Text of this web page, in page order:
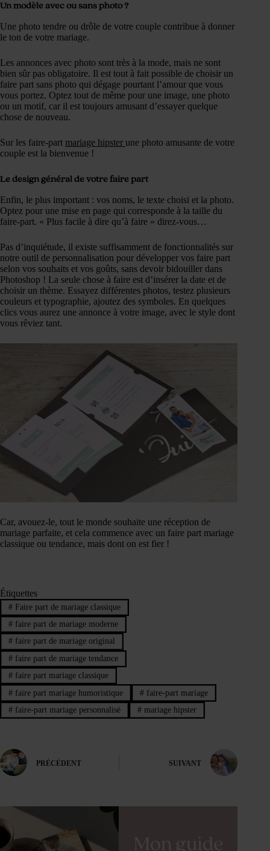
Un modèleavec ou sans photo ?
Une photo tendre ou drôle de votre couple contribue à donner
le ton de votre mariage.
Les annonces avec photo sont très à la mode, mais ne sont
bien sûr pas obligatoire. Il est tout à fait possible de choisir un
faire part sans photo qui dégage pourtant l’amour que vous
vous portez. Optez tout de même pour une image, une photo
ou un motif, car il est toujours amusant d’essayer quelque
chose de nouveau.
Sur les faire-part mariage hipster une photo amusante de votre
couple est la bienvenue !
Le design général de votre faire part
Enfin, le plus important : vos noms, le texte choisi et la photo.
Optez pour une mise en page qui corresponde à la taille du
faire-part. « Plus facile à dire qu’à faire » direz-vous…
Pas d’inquiétude, il existe suffisamment de fonctionnalités sur
notre outil de personnalisation pour développer vos faire part
selon vos souhaits et vos goûts, sans devoir bidouiller dans
Photoshop ! La seule chose à faire est d’insérer la date et de
choisir un thème. Essayez différentes photos, testez plusieurs
couleurs et typographie, ajoutez des symboles. En quelques
clics vous aurez une annonce à votre image, avec le style dont
vous rêviez tant.
Car, avouez-le, tout le monde souhaite une réception de
mariage parfaite, et cela commence avec un faire part mariage
classique ou tendance, mais dont on est fier !
Étiquettes
#Faire part de mariage classique
#faire part de mariage moderne
#faire part de mariage original
#faire part de mariage tendance
#faire part mariage classique
#faire part mariage humoristique #faire-part mariage
#faire-part mariage personnalisé #mariage hipster
PRÉCÉDENT SUIVANT